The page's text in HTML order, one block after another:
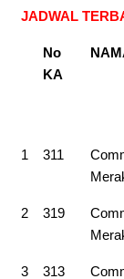
JADWAL
No
KA
1 311
2 319
3 313